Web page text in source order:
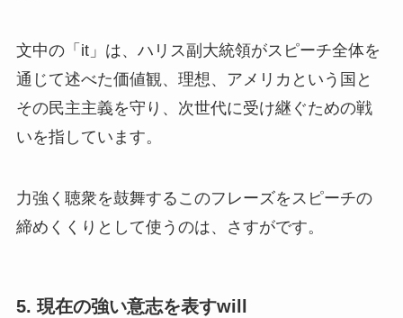
文中の「it」は、ハリス副大統領がスピーチ全体を
通じて述べた価値観、理想、アメリカという国と
その民主主義を守り、次世代に受け継ぐための戦
いを指しています。
力強く聴衆を鼓舞するこのフレーズをスピーチの
締めくくりとして使うのは、さすがです。
5. 現在の強い意志を表すwill